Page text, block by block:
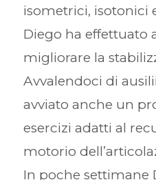
isometrici, isotonici
Diego ha effettuato
migliorare la
Avvalendoci di
avviato anche un
esercizi adatti al
motorio
In poche settimane